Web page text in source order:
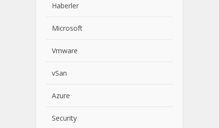
Haberler
Microsoft
Vmware
vSan
Azure
Security